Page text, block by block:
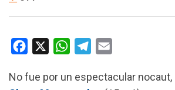
c
W
a
l
a
No fue por un espectacular nocaut,